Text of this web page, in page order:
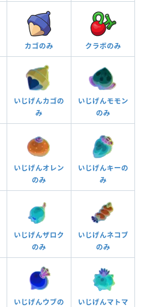
カゴのみ クラボのみ
いじげんカゴの
み
いじげんモモン
のみ
いじげんオレン
のみ
いじげんキーの
み
いじげんザロク
のみ
いじげんネコブ
のみ
いじげんウブの
いじげんマトマ